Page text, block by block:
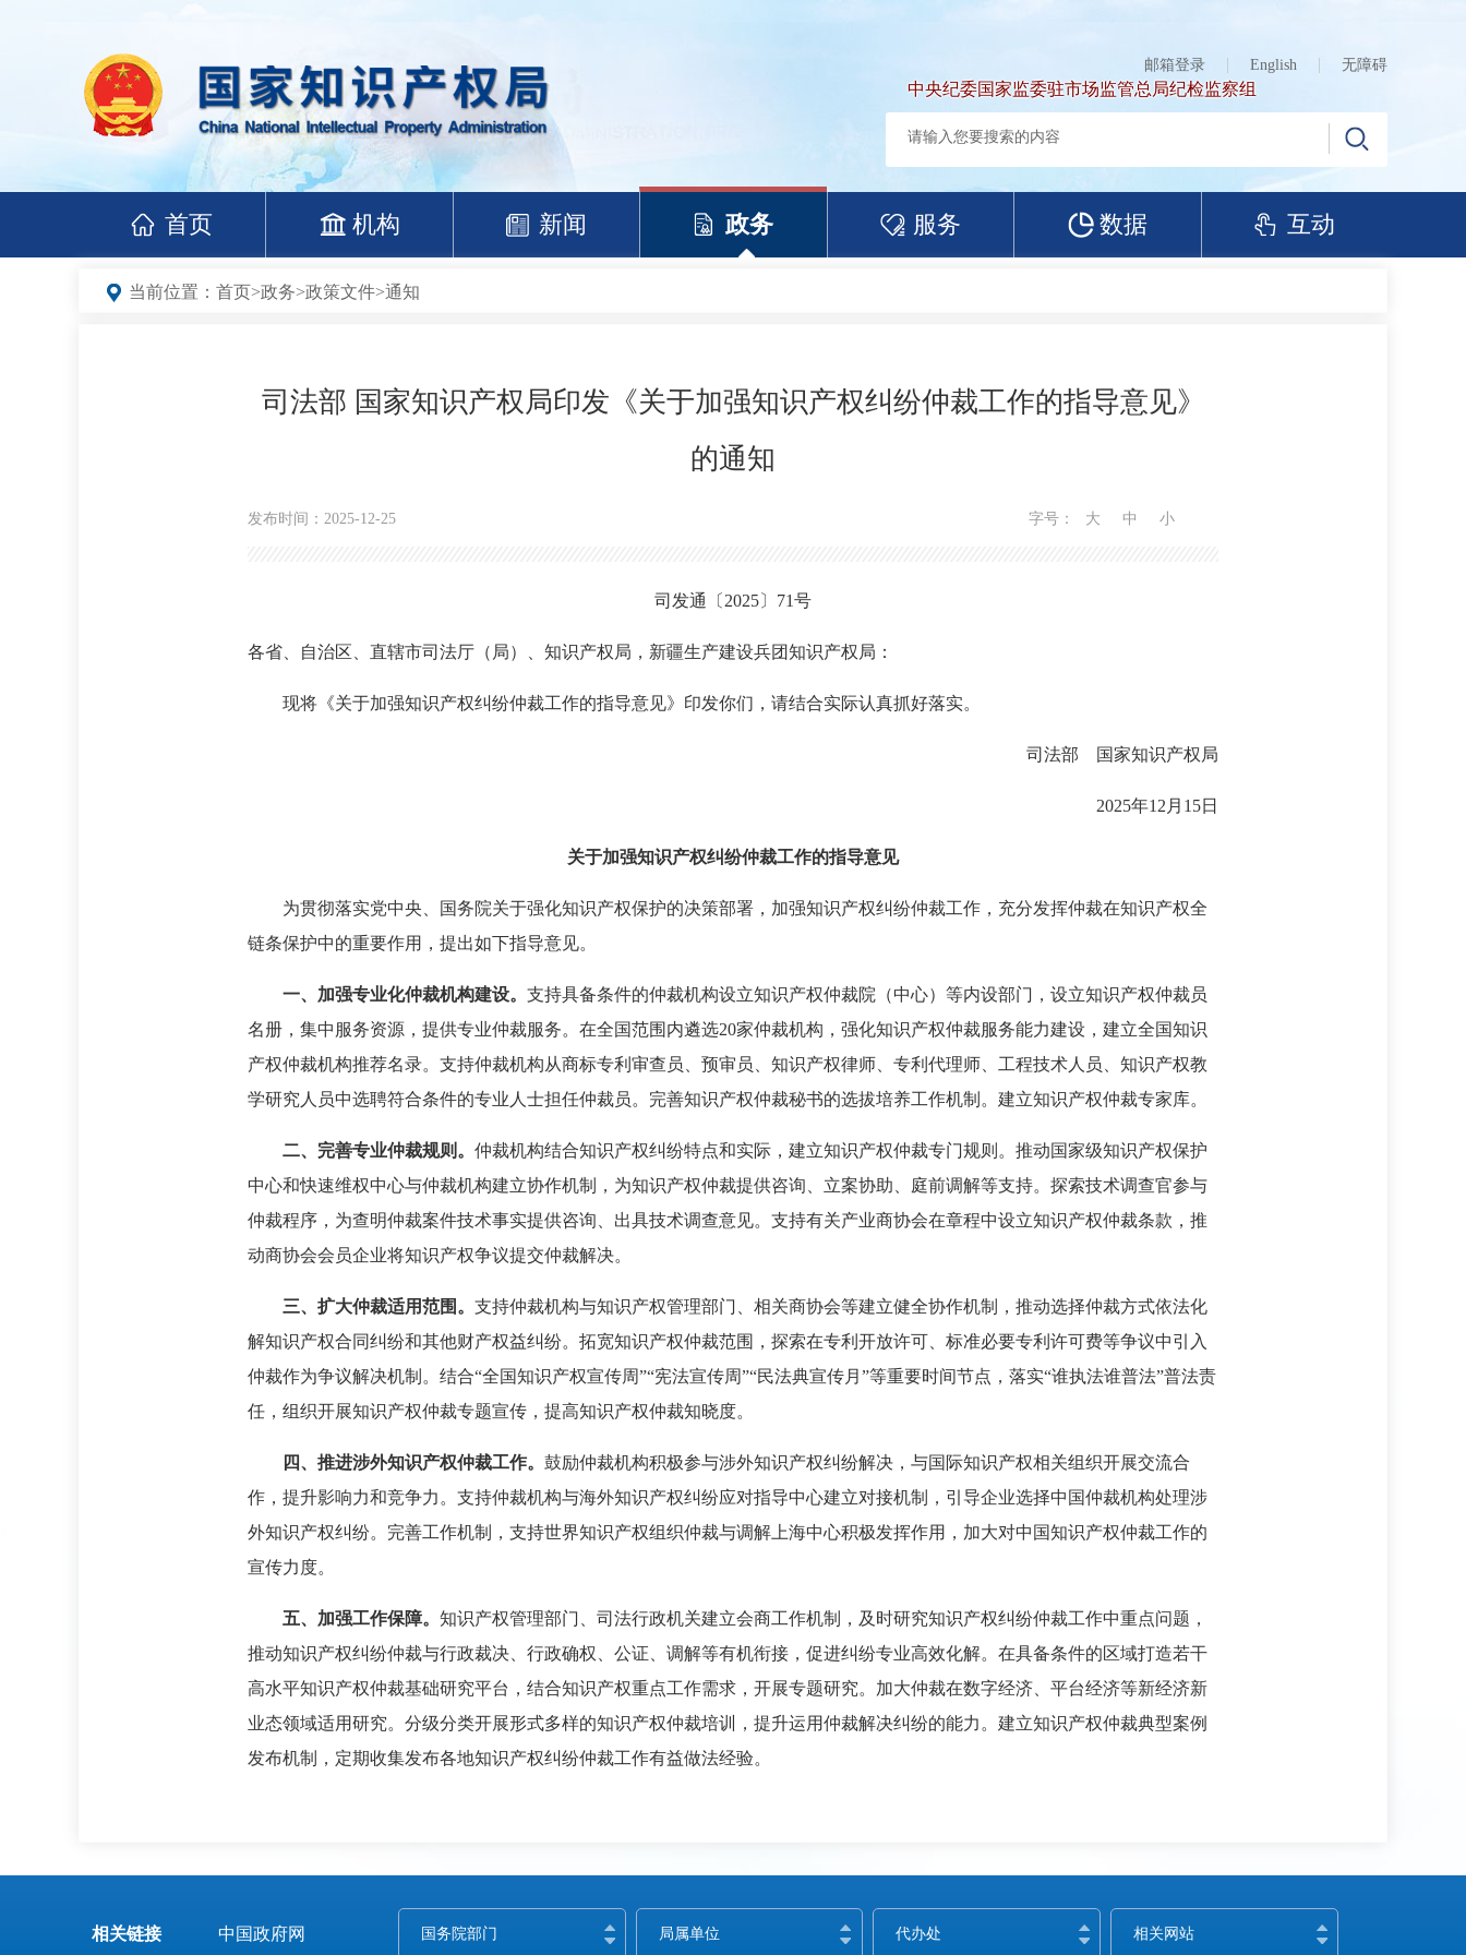
邮箱登录 English 无障碍
中央纪委国家监委驻市场监管总局纪检监察组
首页 机构 新闻 政务 服务 数据 互动
当前位置： 首页>政务>政策文件>通知
司法部 国家知识产权局印发《关于加强知识产权纠纷仲裁工作的指导意见》
的通知
发布时间：2025-12-25 字号： 大 中 小
司发通〔2025〕71号
各省、自治区、直辖市司法厅（局）、知识产权局，新疆生产建设兵团知识产权局：
现将《关于加强知识产权纠纷仲裁工作的指导意见》印发你们，请结合实际认真抓好落实。
司法部 国家知识产权局
2025年12月15日
关于加强知识产权纠纷仲裁工作的指导意见
为贯彻落实党中央、国务院关于强化知识产权保护的决策部署，加强知识产权纠纷仲裁工作，充分发挥仲裁在知识产权全
链条保护中的重要作用，提出如下指导意见。
一、加强专业化仲裁机构建设。 支持具备条件的仲裁机构设立知识产权仲裁院（中心）等内设部门，设立知识产权仲裁员
名册，集中服务资源，提供专业仲裁服务。在全国范围内遴选20家仲裁机构，强化知识产权仲裁服务能力建设，建立全国知识
产权仲裁机构推荐名录。支持仲裁机构从商标专利审查员、预审员、知识产权律师、专利代理师、工程技术人员、知识产权教
学研究人员中选聘符合条件的专业人士担任仲裁员。完善知识产权仲裁秘书的选拔培养工作机制。建立知识产权仲裁专家库。
二、完善专业仲裁规则。 仲裁机构结合知识产权纠纷特点和实际，建立知识产权仲裁专门规则。推动国家级知识产权保护
中心和快速维权中心与仲裁机构建立协作机制，为知识产权仲裁提供咨询、立案协助、庭前调解等支持。探索技术调查官参与
仲裁程序，为查明仲裁案件技术事实提供咨询、出具技术调查意见。支持有关产业商协会在章程中设立知识产权仲裁条款，推
动商协会会员企业将知识产权争议提交仲裁解决。
三、扩大仲裁适用范围。 支持仲裁机构与知识产权管理部门、相关商协会等建立健全协作机制，推动选择仲裁方式依法化
解知识产权合同纠纷和其他财产权益纠纷。拓宽知识产权仲裁范围，探索在专利开放许可、标准必要专利许可费等争议中引入
仲裁作为争议解决机制。结合“全国知识产权宣传周”“宪法宣传周”“民法典宣传月”等重要时间节点，落实“谁执法谁普法”普法责
任，组织开展知识产权仲裁专题宣传，提高知识产权仲裁知晓度。
四、推进涉外知识产权仲裁工作。 鼓励仲裁机构积极参与涉外知识产权纠纷解决，与国际知识产权相关组织开展交流合
作，提升影响力和竞争力。支持仲裁机构与海外知识产权纠纷应对指导中心建立对接机制，引导企业选择中国仲裁机构处理涉
外知识产权纠纷。完善工作机制，支持世界知识产权组织仲裁与调解上海中心积极发挥作用，加大对中国知识产权仲裁工作的
宣传力度。
五、加强工作保障。 知识产权管理部门、司法行政机关建立会商工作机制，及时研究知识产权纠纷仲裁工作中重点问题，
推动知识产权纠纷仲裁与行政裁决、行政确权、公证、调解等有机衔接，促进纠纷专业高效化解。在具备条件的区域打造若干
高水平知识产权仲裁基础研究平台，结合知识产权重点工作需求，开展专题研究。加大仲裁在数字经济、平台经济等新经济新
业态领域适用研究。分级分类开展形式多样的知识产权仲裁培训，提升运用仲裁解决纠纷的能力。建立知识产权仲裁典型案例
发布机制，定期收集发布各地知识产权纠纷仲裁工作有益做法经验。
相关链接 中国政府网 国务院部门 局属单位 代办处 相关网站